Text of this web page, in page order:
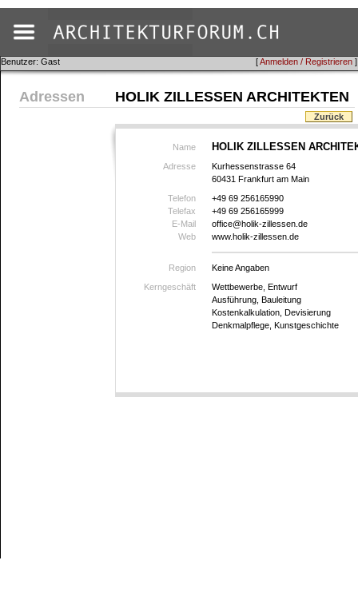
[Anmelden / Registrieren ]
Benutzer: Gast
Adressen HOLIK ZILLESSEN ARCHITEKTEN
Zurück
Name HOLIK ZILLESSEN
Adresse
Kurhessenstrasse 64
60431 Frankfurt am Main
Telefon
+49 69 256165990
Telefax
+49 69 256165999
E-Mail
office@holik-zillessen.de
Web
www.holik-zillessen.de
Region
Keine Angaben
Kerngeschäft
Wettbewerbe, Entwurf
Ausführung, Bauleitung
Kostenkalkulation, Devisierung
Denkmalpflege, Kunstgeschichte